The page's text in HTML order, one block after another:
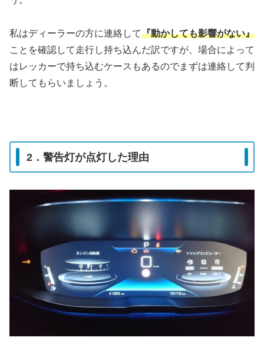
私はディーラーの方に連絡して『動かしても影響がない』
ことを確認して走行し持ち込んだ訳ですが、場合によって
はレッカーで持ち込むケースもあるのでまずは連絡して判
断してもらいましょう。
2．警告灯が点灯した理由